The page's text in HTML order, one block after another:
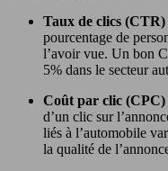
Taux de clics (CTR)
pourcentage de
l’avoir vue. Un bon
5% dans le secteur
Coût par clic (CPC)
d’un clic sur
liés à l’automobile
la qualité de